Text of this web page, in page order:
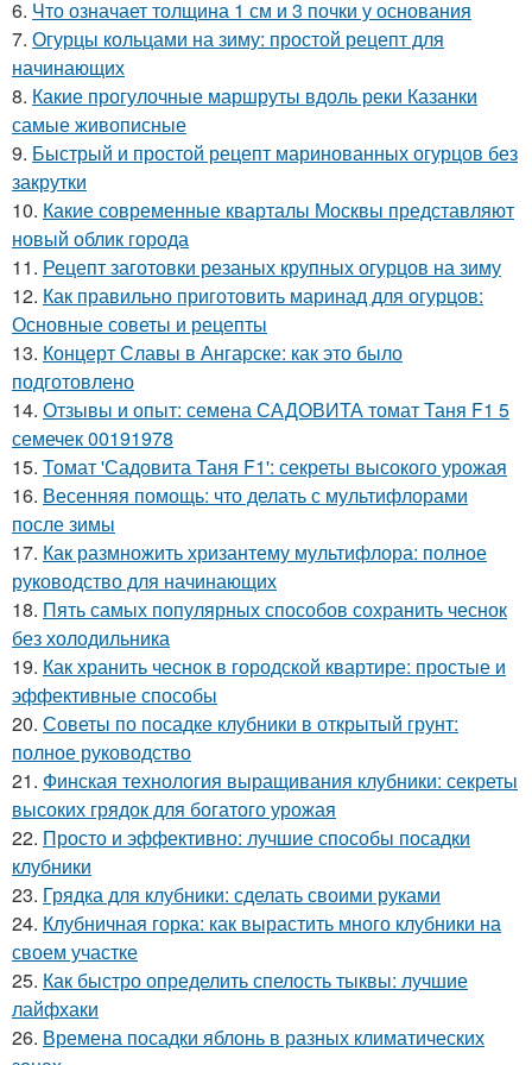
6. Что означает толщина 1 см и 3 почки у основания
7. Огурцы кольцами на зиму: простой рецепт для
начинающих
8. Какие прогулочные маршруты вдоль реки Казанки
самые живописные
9. Быстрый и простой рецепт маринованных огурцов без
закрутки
10. Какие современные кварталы Москвы представляют
новый облик города
11. Рецепт заготовки резаных крупных огурцов на зиму
12. Как правильно приготовить маринад для огурцов:
Основные советы и рецепты
13. Концерт Славы в Ангарске: как это было
подготовлено
14. Отзывы и опыт: семена САДОВИТА томат Таня F1 5
семечек 00191978
15. Томат 'Садовита Таня F1': секреты высокого урожая
16. Весенняя помощь: что делать с мультифлорами
после зимы
17. Как размножить хризантему мультифлора: полное
руководство для начинающих
18. Пять самых популярных способов сохранить чеснок
без холодильника
19. Как хранить чеснок в городской квартире: простые и
эффективные способы
20. Советы по посадке клубники в открытый грунт:
полное руководство
21. Финская технология выращивания клубники: секреты
высоких грядок для богатого урожая
22. Просто и эффективно: лучшие способы посадки
клубники
23. Грядка для клубники: сделать своими руками
24. Клубничная горка: как вырастить много клубники на
своем участке
25. Как быстро определить спелость тыквы: лучшие
лайфхаки
26. Времена посадки яблонь в разных климатических